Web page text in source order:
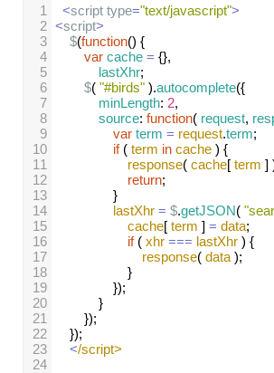
1
<script type="text/javascript">
2 <script>
3
$(function() {
4
var cache = {},
5
lastXhr;
6
$( "#birds" ).autocomplete({
7
minLength: 2,
8
source: function( request,
9
var term = request.term;
10
if ( term in cache ) {
11
response( cache[ term ]
12
return;
13
}
14
lastXhr = $.getJSON(
15
cache[ term ] = data;
16
if ( xhr === lastXhr ) {
17
response( data );
18
}
19
});
20
}
21
});
22
});
23
</script>
24